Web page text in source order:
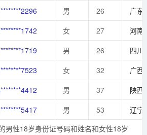
男 26
广东
女 27
河南
男 26
四川
女 32
广西
男 37
陕西
男 53
辽宁
男性18岁身份证号码和姓名和女性18岁